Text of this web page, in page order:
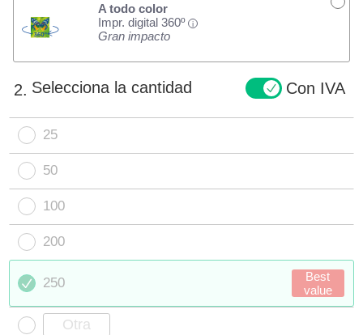
A todo color
Impr. digital 360º
i
Gran impacto
2. Selecciona la cantidad Con IVA
25
50
100
200
250
Best
value